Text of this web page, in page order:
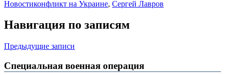
Новостиконфликт на Украине, Сергей Лавров
Навигация по записям
Предыдущие записи
Специальная военная операция